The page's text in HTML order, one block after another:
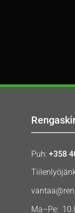
Puh: +358
Ma–Pe: